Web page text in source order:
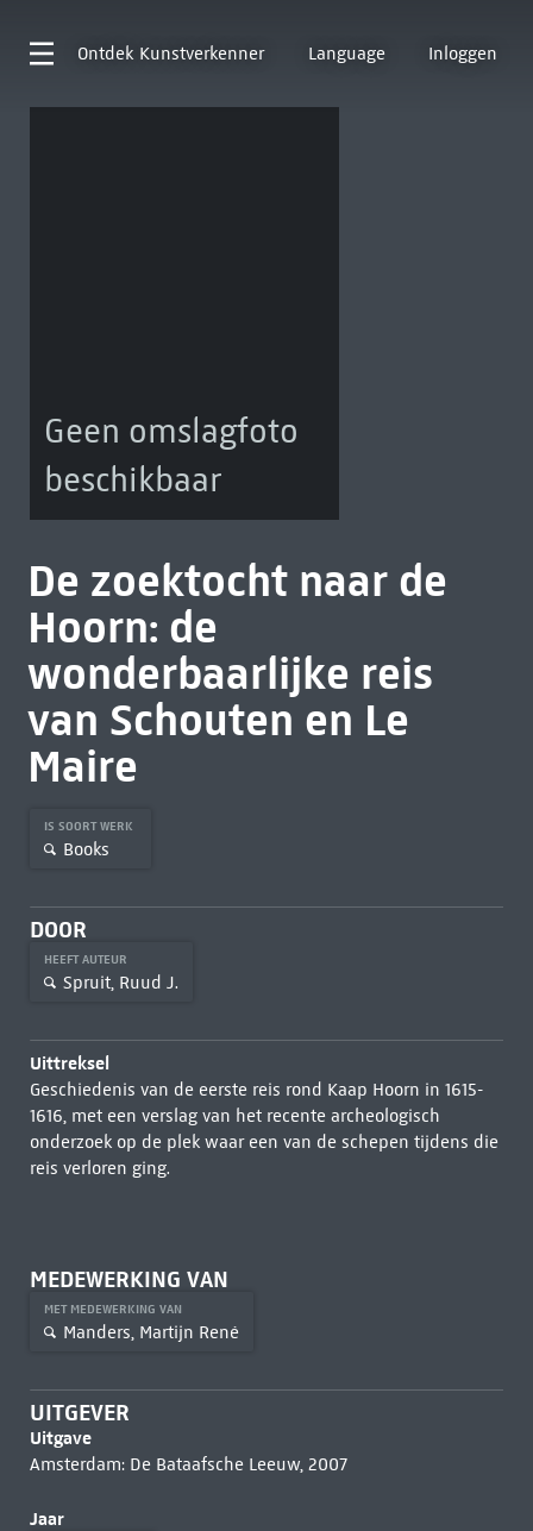
Ontdek Kunstverkenner Language Inloggen
Geen omslagfoto
beschikbaar
De zoektocht naar de
Hoorn: de
wonderbaarlijke reis
van Schouten en Le
Maire
IS SOORT WERK
Books
DOOR
HEEFT AUTEUR
Spruit, Ruud J.
Uittreksel
Geschiedenis van de eerste reis rond Kaap Hoorn in 1615-
1616, met een verslag van het recente archeologisch
onderzoek op de plek waar een van de schepen tijdens die
reis verloren ging.
MEDEWERKING VAN
MET MEDEWERKING VAN
Manders, Martijn René
UITGEVER
Uitgave
Amsterdam: De Bataafsche Leeuw, 2007
Jaar